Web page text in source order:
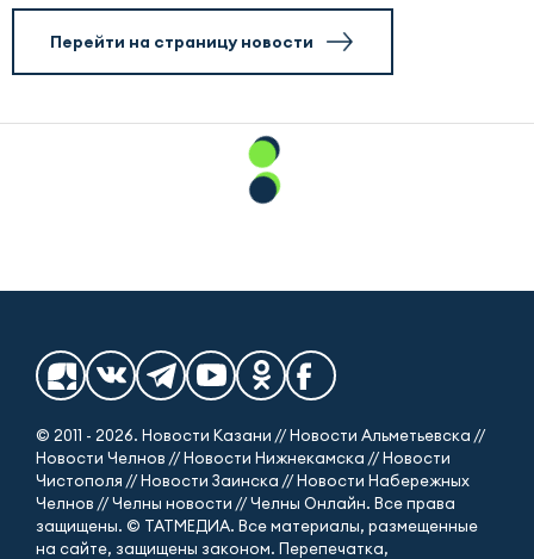
Перейти на страницу новости
© 2011 - 2026. Новости Казани // Новости Альметьевска //
Новости Челнов // Новости Нижнекамска // Новости
Чистополя // Новости Заинска // Новости Набережных
Челнов // Челны новости // Челны Онлайн. Все права
защищены. © ТАТМЕДИА. Все материалы, размещенные
на сайте, защищены законом. Перепечатка,